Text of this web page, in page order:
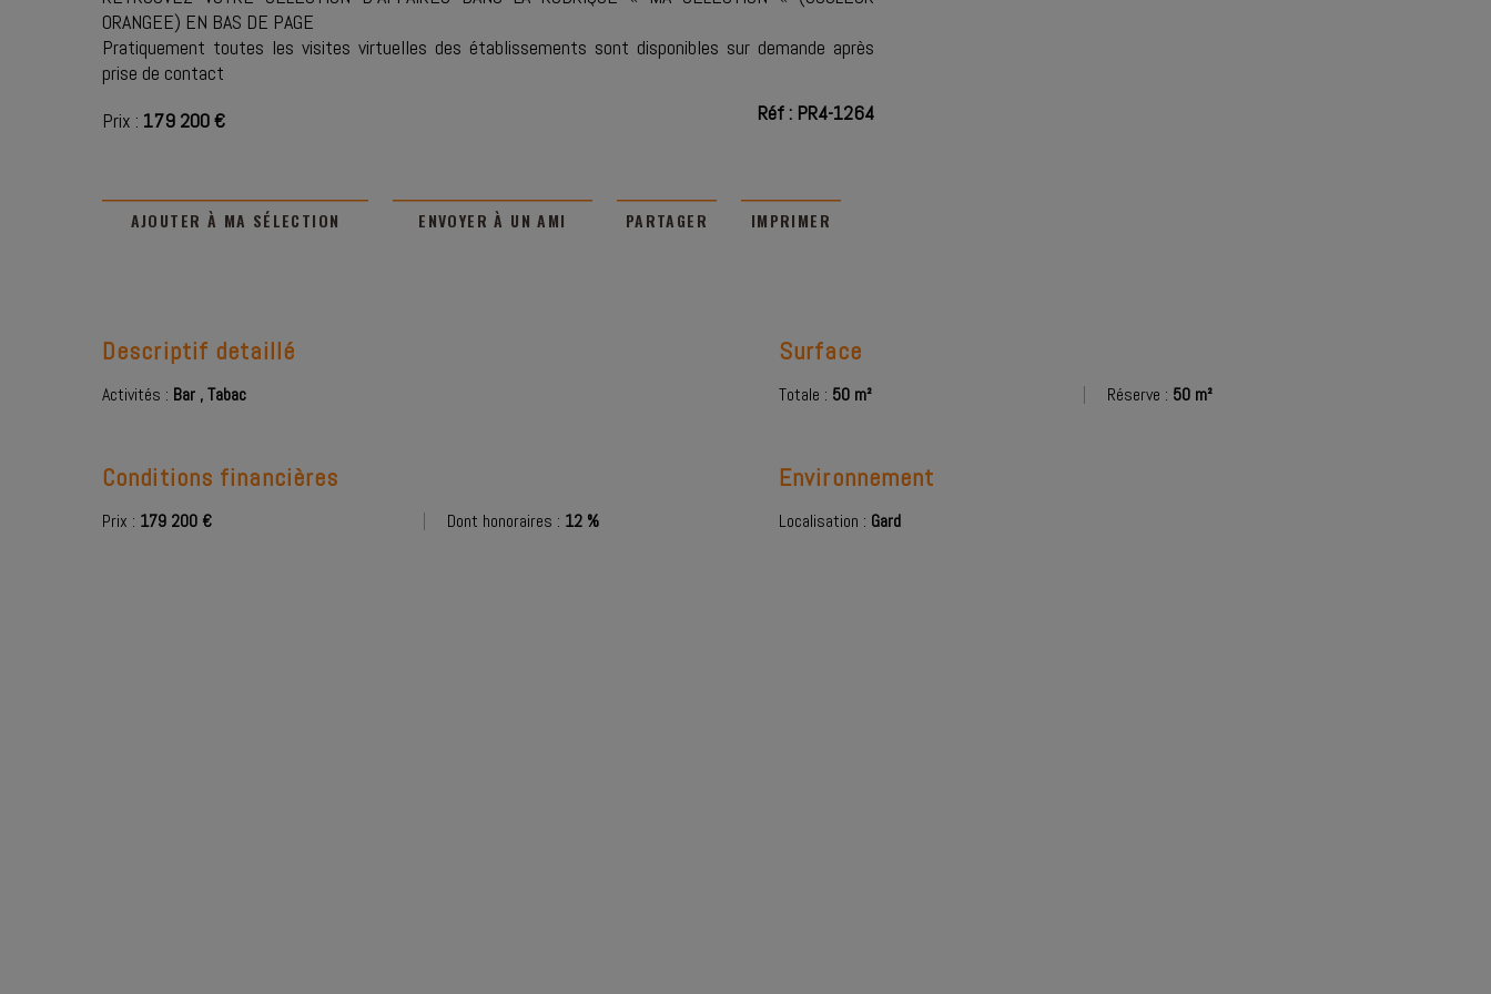
ORANGEE) EN BAS DE PAGE
Pratiquement toutes les visites virtuelles des établissements sont disponibles sur demande après
prise de contact
Réf : PR4-1264
Prix : 179 200 €
AJOUTER À MA SÉLECTION ENVOYER À UN AMI PARTAGER IMPRIMER
Descriptif detaillé
Activités : Bar ,Tabac
Surface
Totale : 50 m² Réserve : 50 m²
Conditions financières
Prix : 179 200 € Dont honoraires : 12 %
Environnement
Localisation : Gard